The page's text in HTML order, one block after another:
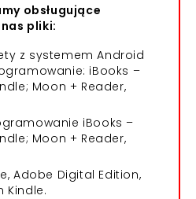
obsługujące
pliki:
z systemem Android
iBooks –
Moon + Reader,
iBooks –
Moon + Reader,
Adobe Digital Edition,
Kindle.